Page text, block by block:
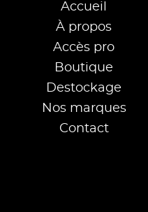
Accueil
À propos
Accès pro
Boutique
Destockage
Nos marques
Contact